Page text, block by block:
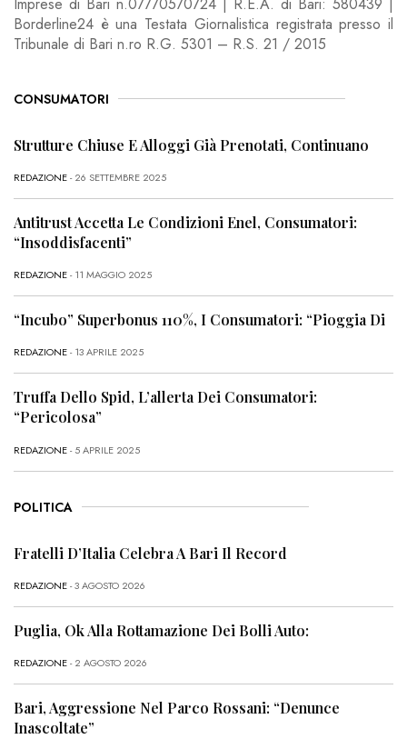
Borderline24 è una Testata Giornalistica registrata presso il
Tribunale di Bari n.ro R.G. 5301 – R.S. 21 / 2015
CONSUMATORI
Strutture Chiuse E Alloggi Già Prenotati, Continuano
REDAZIONE- 26 SETTEMBRE 2025
Antitrust Accetta Le Condizioni Enel, Consumatori:
“Insoddisfacenti”
REDAZIONE- 11 MAGGIO 2025
“Incubo” Superbonus 110%, I Consumatori: “Pioggia Di
REDAZIONE- 13 APRILE 2025
Truffa Dello Spid, L’allerta Dei Consumatori:
“Pericolosa”
REDAZIONE- 5 APRILE 2025
POLITICA
Fratelli D’Italia Celebra A Bari Il Record
REDAZIONE- 3 AGOSTO 2026
Puglia, Ok Alla Rottamazione Dei Bolli Auto:
REDAZIONE- 2 AGOSTO 2026
Bari, Aggressione Nel Parco Rossani: “Denunce
Inascoltate”